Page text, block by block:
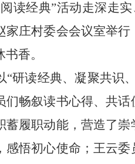
读经典”活动走深走实
家庄村委会会议室举行
香。
“研读经典、凝聚共识
们畅叙读书心得、共
蓄履职动能，营造了
感悟初心使命；王云